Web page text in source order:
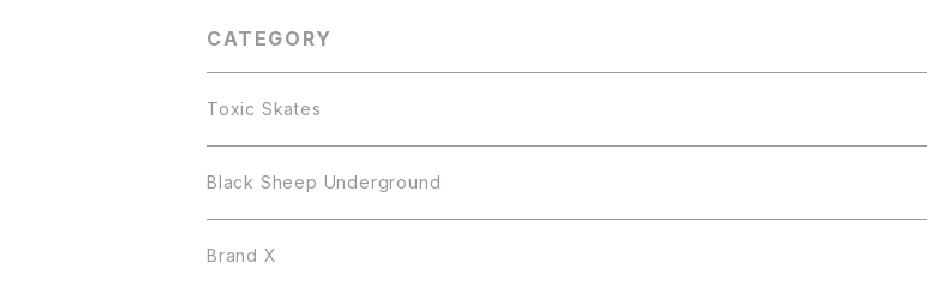
CATEGORY
Toxic Skates
Black Sheep Underground
Brand X